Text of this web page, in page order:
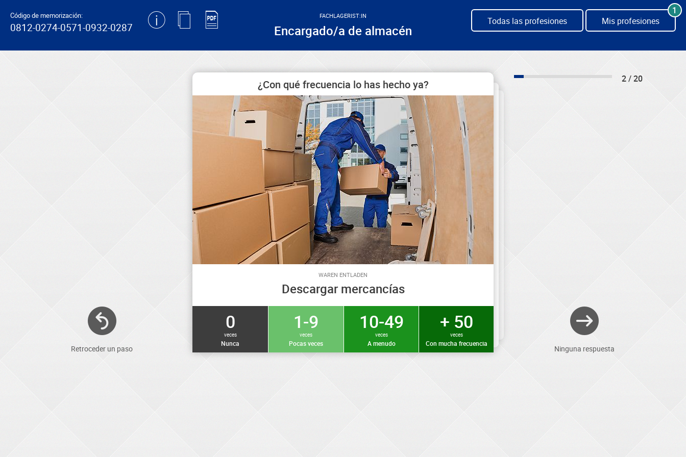
Código de memorización:
0812-0274-0571-0932-0287
FACHLAGERIST:IN
Encargado/a de almacén
Todas las profesiones Mis profesiones
1
Retroceder un paso
¿Con qué frecuencia lo has hecho ya?
WAREN ENTLADEN
Descargar mercancías
0
veces
Nunca
1-9
veces
Pocas veces
10-49
veces
A menudo
+ 50
veces
Con mucha frecuencia
2 / 20
Ninguna respuesta